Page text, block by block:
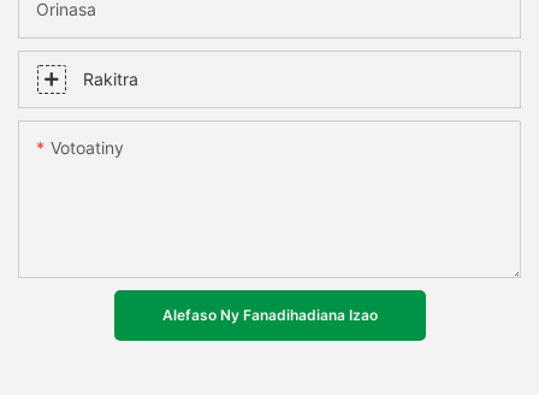
Orinasa
Rakitra
Votoatiny
Alefaso Ny Fanadihadiana Izao